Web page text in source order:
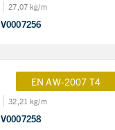
27,07 kg/m
V0007256
EN AW-2007 T4
32,21 kg/m
V0007258